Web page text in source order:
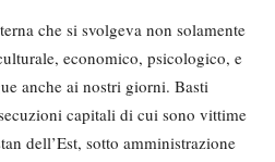
che si svolgeva non solamente
economico, psicologico, e
anche ai nostri giorni. Basti
capitali di cui sono vittime
dell’Est, sotto amministrazione